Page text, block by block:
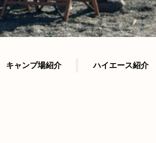
キャンプ場紹介 ハイエース紹介